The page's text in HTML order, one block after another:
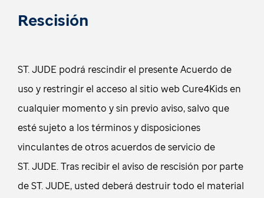
Rescisión
ST. JUDE podrá rescindir el presente Acuerdo de
uso y restringir el acceso al sitio web Cure4Kids en
cualquier momento y sin previo aviso, salvo que
esté sujeto a los términos y disposiciones
vinculantes de otros acuerdos de servicio de
ST. JUDE. Tras recibir el aviso de rescisión por parte
de ST. JUDE, usted deberá destruir todo el material